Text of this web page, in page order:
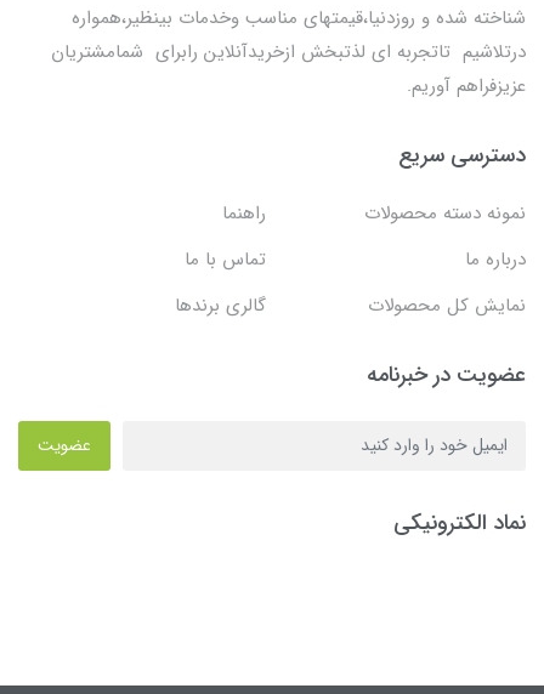
شناخته شده و روزدنیا،قیمتهای مناسب وخدمات بینظیر،همواره
درتلاشیم تاتجربه ای لذتبخش ازخریدآنلاین رابرای شمامشتریان
عزیزفراهم آوریم.
دسترسی سریع
نمونه دسته محصولات
راهنما
درباره ما
تماس با ما
نمایش کل محصولات
گالری برندها
عضویت در خبرنامه
عضویت
نماد الکترونیکی